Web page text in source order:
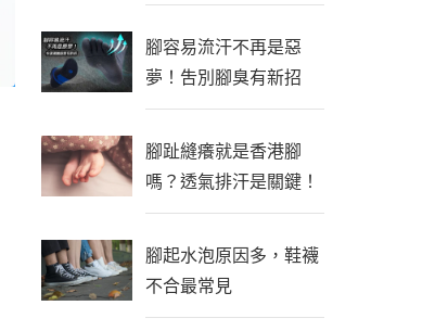
腳容易流汗不再是惡
夢！吿別腳臭有新招
腳趾縫癢就是香港腳
嗎？透氣排汗是關鍵！
腳起水泡原因多，鞋襪
不合最常見